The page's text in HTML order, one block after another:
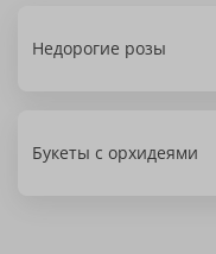
Недорогие розы
Букеты с орхидеями